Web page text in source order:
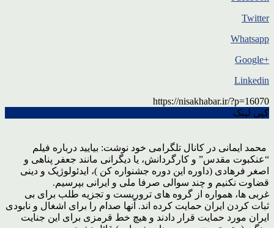
Twitter
Whatsapp
+Google
Linkedin
https://nisakhabar.ir/?p=16070
کپی لینک
محمد ایمانی در کانال تلگرامی خود نوشت: بیایید درباره فیلم
“عنکبوت مقدس” و کارگردانش، یا دیگرانی مانند جعفر پناهی و
اصغر فرهادی (داوره این دوره جشنواره کن )، ایدئولوژیک و دینی
قضاوت نکنیم و چند سوالی صرفا ملی و ایرانی بپرسیم.
غربی ها، همواره از گروه های تروریست و تجزیه طلب برای بی
ثبات کردن ایران حمایت کرده اند. آنها صدام را برای اشغال و نابودی
ایران مورد حمایت قرار دادند و هیچ خط قرمزی برای این جنایت